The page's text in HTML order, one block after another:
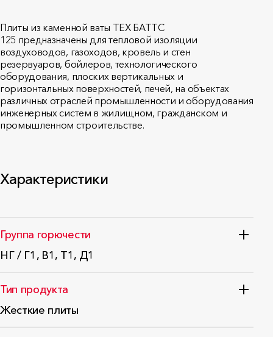
Плиты из каменной ваты ТЕХ БАТТС
125 предназначены для тепловой изоляции
воздуховодов, газоходов, кровель и стен
резервуаров, бойлеров, технологического
оборудования, плоских вертикальных и
горизонтальных поверхностей, печей, на объектах
различных отраслей промышленности и оборудования
инженерных систем в жилищном, гражданском и
промышленном строительстве.
Характеристики
Группа горючести
НГ / Г1, В1, Т1, Д1
Тип продукта
Жесткие плиты